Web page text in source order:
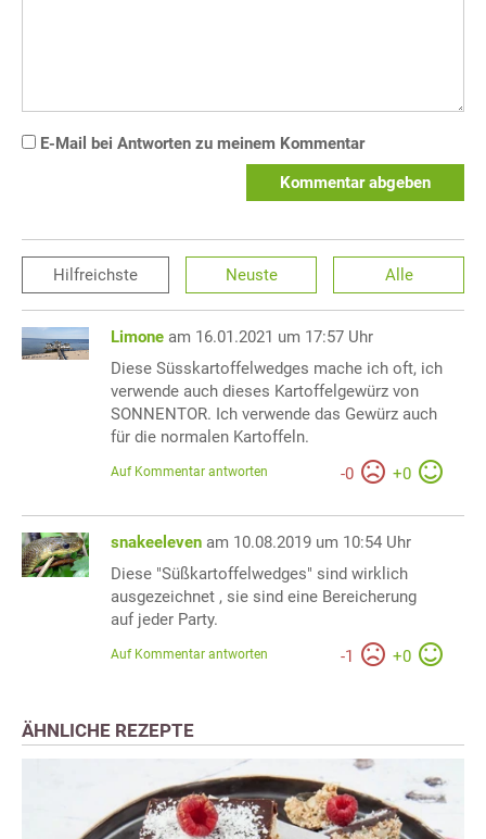
E-Mail bei Antworten zu meinem Kommentar
Kommentar abgeben
Hilfreichste Neuste Alle
Limone am 16.01.2021 um 17:57 Uhr
Diese Süsskartoffelwedges mache ich oft, ich
verwende auch dieses Kartoffelgewürz von
SONNENTOR. Ich verwende das Gewürz auch
für die normalen Kartoffeln.
-0 +0
Auf Kommentar antworten
snakeeleven am 10.08.2019 um 10:54 Uhr
Diese "Süßkartoffelwedges" sind wirklich
ausgezeichnet , sie sind eine Bereicherung
auf jeder Party.
-1 +0
Auf Kommentar antworten
ÄHNLICHE REZEPTE